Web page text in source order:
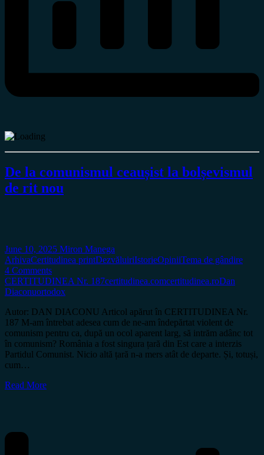
De la comunismul ceaușist la bolșevismul
de rit nou
June 10, 2025 Miron Manega
ArhivaCertitudinea printDezvăluiriIstorieOpiniiTema de gândire
4 Comments
CERTITUDINEA Nr. 187certitudinea.comcertitudinea.roDan
Diaconuortodox
Autor: DAN DIACONU Articol apărut în CERTITUDINEA Nr.
187 M-am întrebat adesea cum de ne-am îndepărtat violent de
comunism pentru ca, după un ocol aparent larg, să intrăm adânc tot
în comunism? România a fost singura țară din Est care a interzis
Partidul Comunist. Nicio altă țară n-a mers atât de departe. Și, totuși,
cum…
Read More